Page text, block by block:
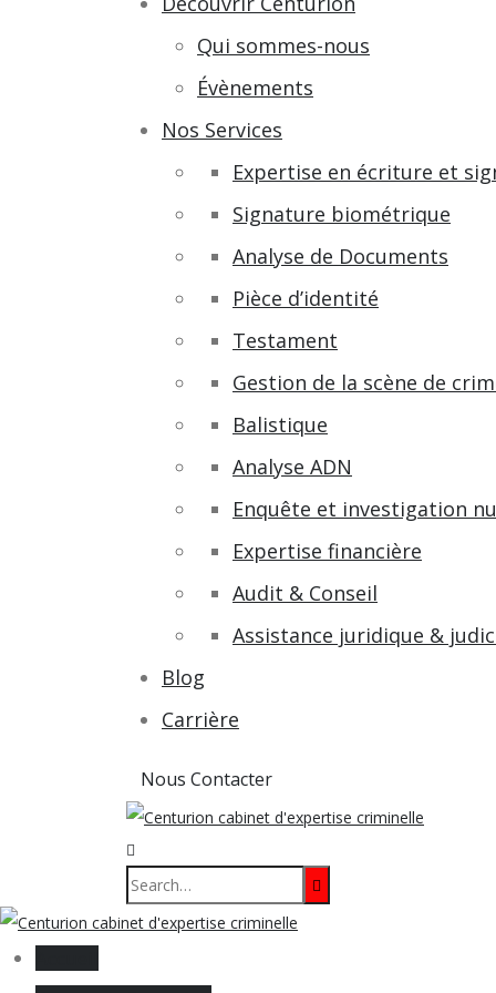
Qui sommes-nous
Évènements
Nos Services
Expertise en écriture et
Signature biométrique
Analyse de Documents
Pièce d’identité
Testament
Gestion de la scène de
Balistique
Analyse ADN
Enquête et investigation
Expertise financière
Audit & Conseil
Assistance juridique &
Blog
Carrière
Nous Contacter